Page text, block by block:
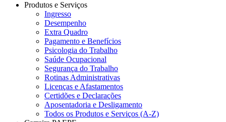
Produtos e Serviços
Ingresso
Desempenho
Extra Quadro
Pagamento e Benefícios
Psicologia do Trabalho
Saúde Ocupacional
Segurança do Trabalho
Rotinas Administrativas
Licenças e Afastamentos
Certidões e Declarações
Aposentadoria e Desligamento
Todos os Produtos e Serviços (A-Z)